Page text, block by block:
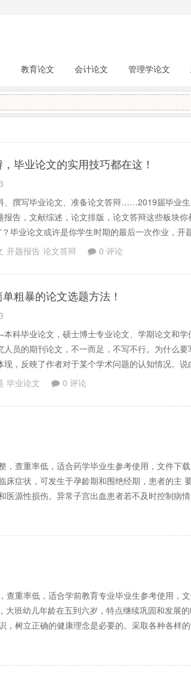
教育论文 会计论文 管理学论文
毕业论文的实用技巧都在这！
、撰写毕业论文、准备论文答辩……2019届毕业生
告，文献综述，论文排版，论文答辩这些板块你
毕业论文或许是你学生时期的最后一次作业，开
献去哪里找？论文格式应该怎么编排？答辩时候
开题报告 论文答辩 0 评论
粗暴的论文选题方法！
科毕业论文，硕士博士专业论文、学期论文和学
员的期刊论文，不一而足，不写不行。为什么要
，反映了作者对于某个学术问题的认知情况。说
术观点。所以除了应对期末考试和毕业外，其实
毕业论文 0 评论
查重率低，适合药学毕业生参考使用，文件下
症状，可发生于孕龄期和围绝经期，患者的主
源性损伤。异常子宫出血患者若不及时控制病情
重率低，适合学前教育专业毕业生参考使用，
班幼儿年龄在五到六岁，特点继续巩固和发展
树立正确的健康理念是必要的。采取各种各样